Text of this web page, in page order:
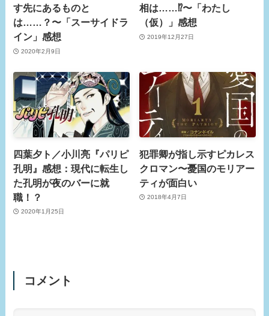
す先にあるものと
は……？〜「スーサイドラ
イン」感想
2020年2月9日
相は……⁉︎〜「わたし
（仮）」感想
2019年12月27日
四葉夕ト／小川亮『パリピ
孔明』感想：現代に転生し
た孔明が夜のバーに就
職！？
2020年1月25日
犯罪卿が指し示すピカレス
クロマン〜憂国のモリアー
ティが面白い
2018年4月7日
コメント